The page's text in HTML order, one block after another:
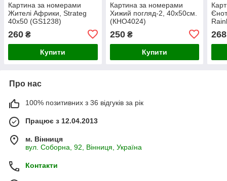
Картина за номерами
Жителі Африки, Strateg
40х50 (GS1238)
260 ₴
Купити
Картина за номерами
Хижий погляд-2, 40х50см.
(КНО4024)
250₴
Купити
268
Про нас
100% позитивних з 36 відгуків за рік
Працює з 12.04.2013
м. Вінниця
вул. Соборна, 92, Вінниця, Україна
Контакти